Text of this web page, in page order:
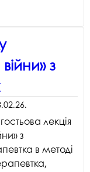
з
.
лекція
з
в методі